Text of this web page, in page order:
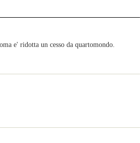
e' ridotta un cesso da quartomondo.